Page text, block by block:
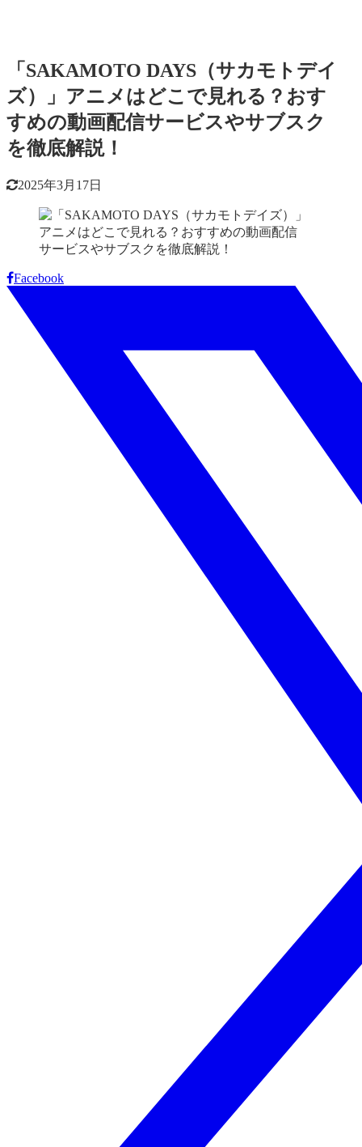
「SAKAMOTO DAYS（サカモトデイ
ズ）」アニメはどこで見れる？おす
すめの動画配信サービスやサブスク
を徹底解説！
2025年3月17日
Facebook